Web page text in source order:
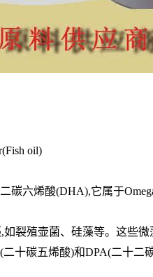
oil)
碳六烯酸(DHA),它属于
裂殖壶菌、硅藻等。这些
十碳五烯酸)和DPA(二十